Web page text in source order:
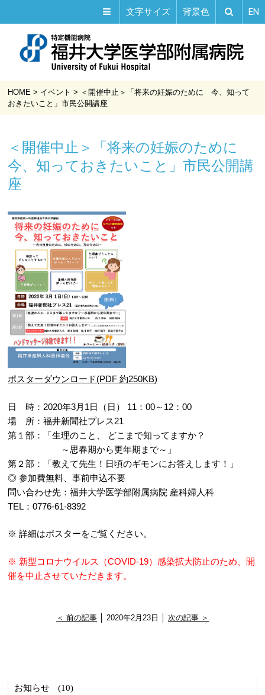
文字サイズ 背景色 EN
HOME > イベント > ＜開催中止＞「将来の妊娠のために 今、知って
おきたいこと」市民公開講座
＜開催中止＞「将来の妊娠のために
今、知っておきたいこと」市民公開講
座
ポスターダウンロード(PDF 約250KB)
日 時：2020年3月1日（日） 11：00～12：00
場 所：福井新聞社プレス21
第１部：「生理のこと、 どこまで知ってますか？
～思春期から更年期まで～」
第２部：「教えて先生！日頃のギモンにお答えします！」
◎ 参加費無料、事前申込不要
問い合わせ先：福井大学医学部附属病院 産科婦人科
TEL：0776-61-8392
※ 詳細はポスターをご覧ください。
※ 新型コロナウイルス（COVID-19）感染拡大防止のため、開
催を中止させていただきます。
＜ 前の記事│ 2020年2月23日 │ 次の記事 ＞
お知らせ (10)